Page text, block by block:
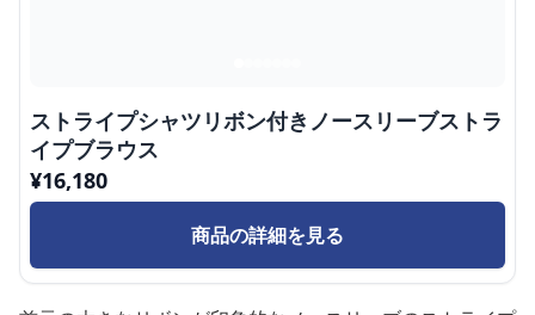
ストライプシャツリボン付きノースリーブストラ
イプブラウス
¥16,180
商品の詳細を見る